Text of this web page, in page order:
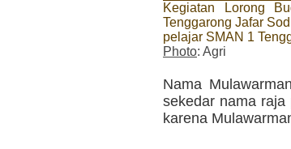
Kegiatan Lorong
Tenggarong Jafar
pelajar SMAN 1
Photo: Agri
Nama
sekedar nama raja
karena